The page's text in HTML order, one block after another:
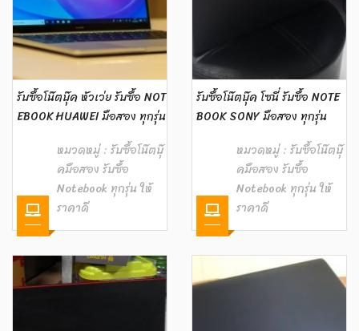
รับซื้อโน๊ตบุ๊ค หัวเว่ย รับซื้อ NOT
EBOOK HUAWEI มือสอง ทุกรุ่น
หมวดหมู่ : รับซื้อโน๊ตบุ๊
คมือสอง รับซื้อ
Notebook ทุกรุ่น ให้
ราคาดี
รับซื้อโน๊ตบุ๊ค โซนี่ รับซื้อ NOTE
BOOK SONY มือสอง ทุกรุ่น
หมวดหมู่ : รับซื้อโน๊ตบุ๊
คมือสอง รับซื้อ
Notebook ทุกรุ่น ให้
ราคาดี